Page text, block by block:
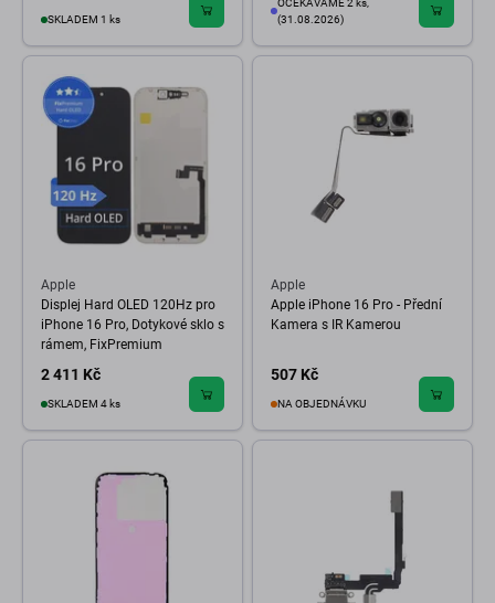
SKLADEM 1 ks
OČEKÁVAME 2 ks,
(31.08.2026)
Apple
Displej Hard OLED 120Hz pro
iPhone 16 Pro, Dotykové sklo s
rámem, FixPremium
2 411 Kč
SKLADEM 4 ks
Apple
Apple iPhone 16 Pro - Přední
Kamera s IR Kamerou
507 Kč
NA OBJEDNÁVKU